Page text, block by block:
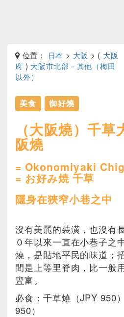
位置： 日本 > 大阪 > ( 大阪
府 ) 大阪市北部－其他（梅田
以外）
美食 御好燒
（大阪燒）千草
阪燒
= Okonomiyaki
= お好み焼 千草
隱身在狹窄小巷之中
沒有美麗的裝潢，也沒有
０年以來一直在小巷子之
燒，是貼地平民的味道；
間是上等里脊肉，比一般
豐富。
必食：千草燒（JPY 950
950）